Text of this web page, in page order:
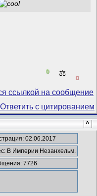
0 ⚖️
0
^
02.06.2017
В Империи Незанхельм.
7726